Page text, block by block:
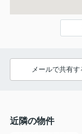
メールで共有す
近隣の物件